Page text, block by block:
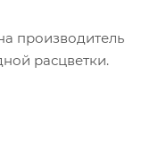
производитель
расцветки.